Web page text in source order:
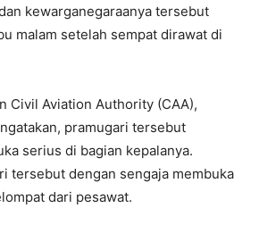
kewarganegaraanya tersebut
malam setelah sempat dirawat di
Civil Aviation Authority (CAA),
pramugari tersebut
serius di bagian kepalanya.
tersebut dengan sengaja membuka
dari pesawat.